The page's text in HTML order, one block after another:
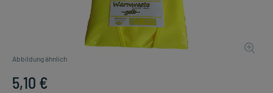
Abbildung ähnlich
5,10 €